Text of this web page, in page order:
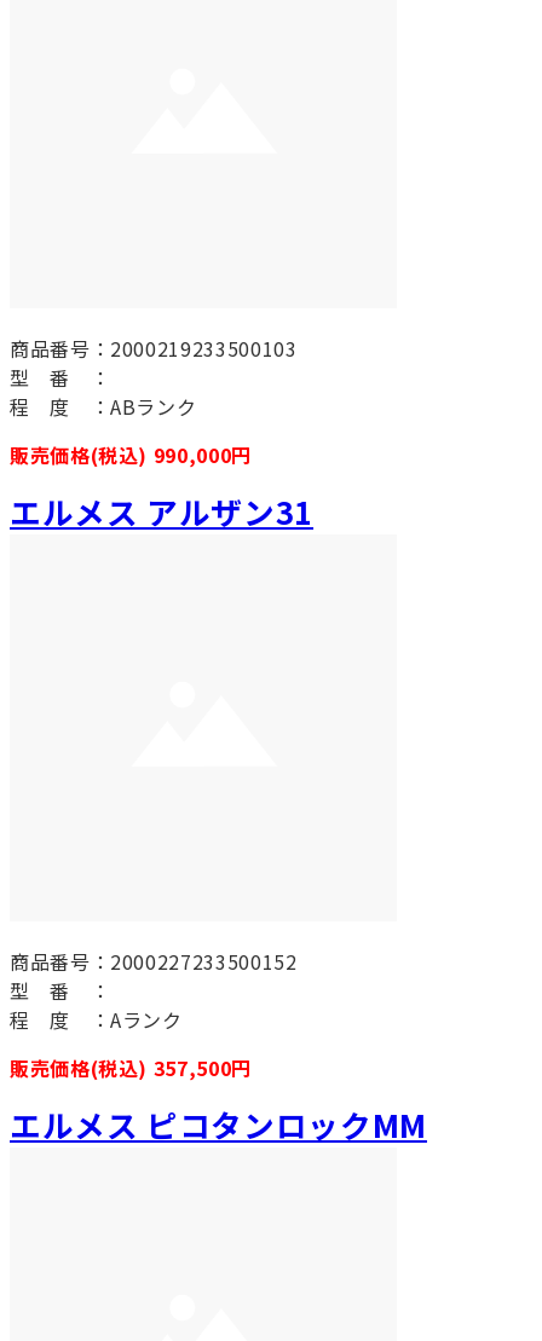
商品番号：2000219233500103
型 番 ：
程 度 ：ABランク
販売価格(税込) 990,000円
エルメス アルザン31
商品番号：2000227233500152
型 番 ：
程 度 ：Aランク
販売価格(税込) 357,500円
エルメス ピコタンロックMM